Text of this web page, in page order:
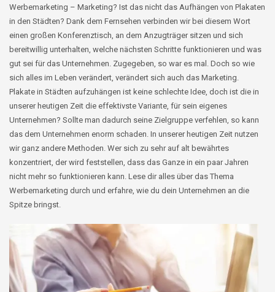
Werbemarketing – Marketing? Ist das nicht das Aufhängen von Plakaten
in den Städten? Dank dem Fernsehen verbinden wir bei diesem Wort
einen großen Konferenztisch, an dem Anzugträger sitzen und sich
bereitwillig unterhalten, welche nächsten Schritte funktionieren und was
gut sei für das Unternehmen. Zugegeben, so war es mal. Doch so wie
sich alles im Leben verändert, verändert sich auch das Marketing.
Plakate in Städten aufzuhängen ist keine schlechte Idee, doch ist die in
unserer heutigen Zeit die effektivste Variante, für sein eigenes
Unternehmen? Sollte man dadurch seine Zielgruppe verfehlen, so kann
das dem Unternehmen enorm schaden. In unserer heutigen Zeit nutzen
wir ganz andere Methoden. Wer sich zu sehr auf alt bewährtes
konzentriert, der wird feststellen, dass das Ganze in ein paar Jahren
nicht mehr so funktionieren kann. Lese dir alles über das Thema
Werbemarketing durch und erfahre, wie du dein Unternehmen an die
Spitze bringst.